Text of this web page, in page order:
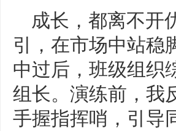
成长，都离不开
引，在市场中站稳
中过后，班级组织
组长。演练前，我
手握指挥哨，引导